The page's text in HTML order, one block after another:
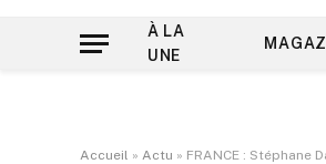
À LA
UNE
Accueil » Actu » FRANCE : Stéphane